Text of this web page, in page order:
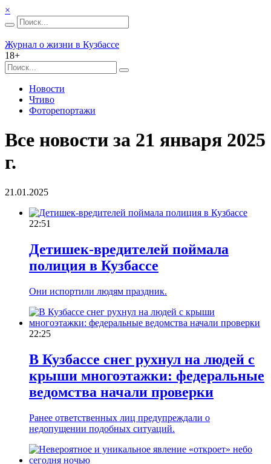
×
Журнал о жизни в Кузбассе
18+
Новости
Чтиво
Фоторепортажи
Все новости за 21 января 2025
г.
21.01.2025
22:51
Детишек-вредителей поймала
полиция в Кузбассе
Они испортили людям праздник.
22:25
В Кузбассе снег рухнул на людей с
крыши многоэтажки: федеральные
ведомства начали проверки
Ранее ответственных лиц предупреждали о
недопущении подобных ситуаций.